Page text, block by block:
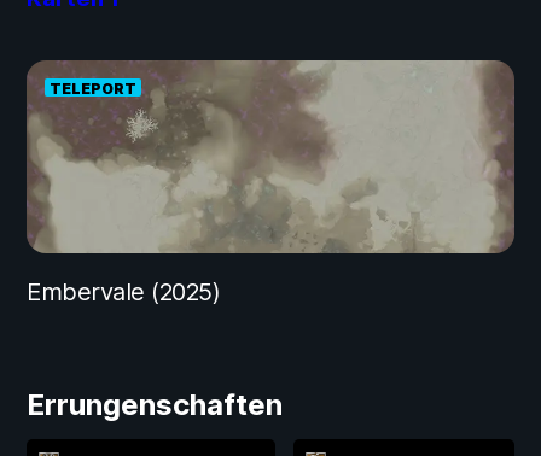
TELEPORT
Embervale (2025)
Errungenschaften